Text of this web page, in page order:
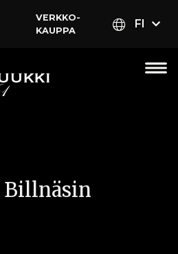
VERKKO­
KAUPPA
FI
Billnäsin